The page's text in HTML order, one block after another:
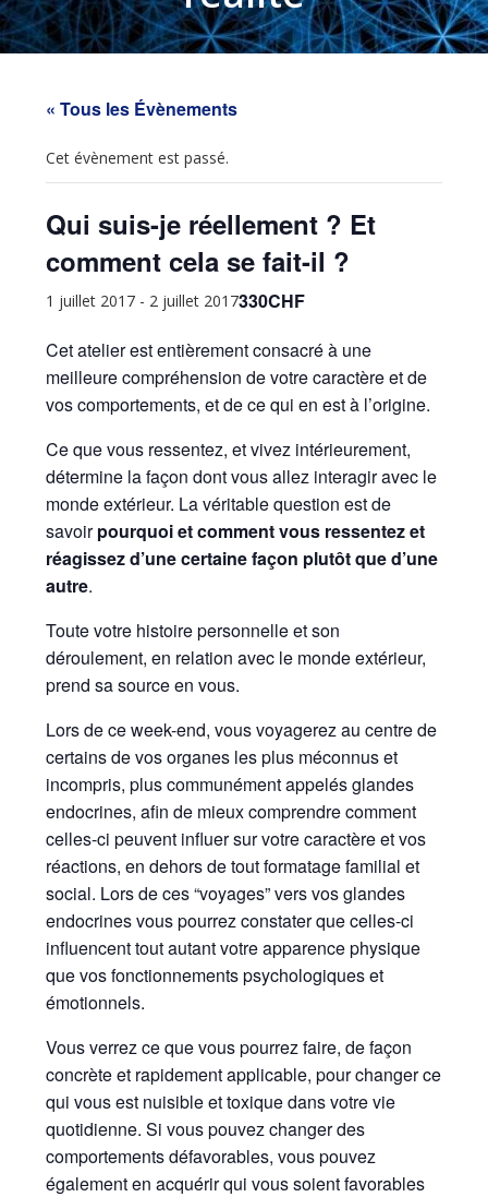
« Tous les Évènements
Cet évènement est passé.
Qui suis-je réellement ? Et
comment cela se fait-il ?
1 juillet 2017 - 2 juillet 2017330CHF
Cet atelier est entièrement consacré à une
meilleure compréhension de votre caractère et de
vos comportements, et de ce qui en est à l’origine.
Ce que vous ressentez, et vivez intérieurement,
détermine la façon dont vous allez interagir avec le
monde extérieur. La véritable question est de
savoirpourquoi et comment vous ressentez et
réagissez d’une certaine façon plutôt que d’une
autre.
Toute votre histoire personnelle et son
déroulement, en relation avec le monde extérieur,
prend sa source en vous.
Lors de ce week-end, vous voyagerez au centre de
certains de vos organes les plus méconnus et
incompris, plus communément appelés glandes
endocrines, afin de mieux comprendre comment
celles-ci peuvent influer sur votre caractère et vos
réactions, en dehors de tout formatage familial et
social. Lors de ces “voyages” vers vos glandes
endocrines vous pourrez constater que celles-ci
influencent tout autant votre apparence physique
que vos fonctionnements psychologiques et
émotionnels.
Vous verrez ce que vous pourrez faire, de façon
concrète et rapidement applicable, pour changer ce
qui vous est nuisible et toxique dans votre vie
quotidienne. Si vous pouvez changer des
comportements défavorables, vous pouvez
également en acquérir qui vous soient favorables